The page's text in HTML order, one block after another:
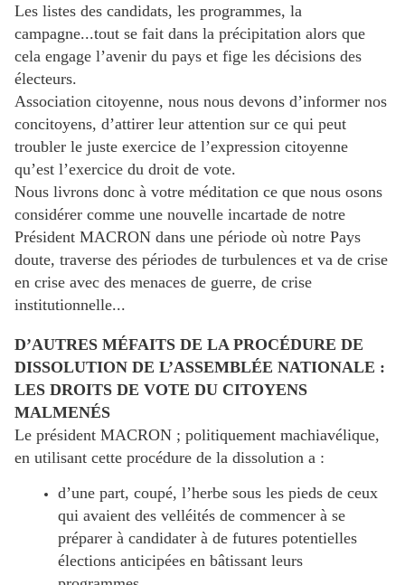
Les listes des candidats, les programmes, la
campagne...tout se fait dans la précipitation alors que
cela engage l’avenir du pays et fige les décisions des
électeurs.
Association citoyenne, nous nous devons d’informer nos
concitoyens, d’attirer leur attention sur ce qui peut
troubler le juste exercice de l’expression citoyenne
qu’est l’exercice du droit de vote.
Nous livrons donc à votre méditation ce que nous osons
considérer comme une nouvelle incartade de notre
Président MACRON dans une période où notre Pays
doute, traverse des périodes de turbulences et va de crise
en crise avec des menaces de guerre, de crise
institutionnelle...
D’AUTRES MÉFAITS DE LA PROCÉDURE DE
DISSOLUTION DE L’ASSEMBLÉE NATIONALE :
LES DROITS DE VOTE DU CITOYENS
MALMENÉS
Le président MACRON ; politiquement machiavélique,
en utilisant cette procédure de la dissolution a :
d’une part, coupé, l’herbe sous les pieds de ceux
qui avaient des velléités de commencer à se
préparer à candidater à de futures potentielles
élections anticipées en bâtissant leurs